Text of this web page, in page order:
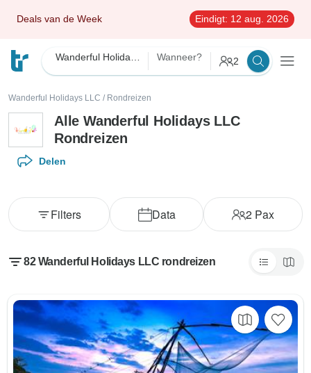
Deals van de Week Eindigt: 12 aug. 2026
Wanneer? 2
Wanderful Holidays LLC / Rondreizen
Alle Wanderful Holidays LLC
Rondreizen
Delen
Data 2 Pax
Filters
82 Wanderful Holidays LLC rondreizen